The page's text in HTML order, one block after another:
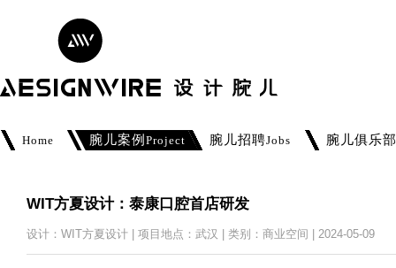
Home 腕儿案例 Project 腕儿招聘Jobs 腕儿俱乐部
WIT方夏设计：泰康口腔首店研发
设计：WIT方夏设计 | 项目地点：武汉 | 类别：商业空间 | 2024-05-09